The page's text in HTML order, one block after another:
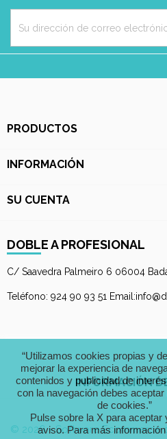
PRODUCTOS
INFORMACIÓN
SU CUENTA
DOBLE A PROFESIONAL
C/ Saavedra Palmeiro 6 06004
Teléfono: 924 90 93 51
INFORMACIÓN
“Utilizamos cookies propias y
mejorar la experiencia de
contenidos y publicidad de
con la navegación debes
de cookies.”
Pulse sobre la X para aceptar
aviso.Para más
© 2026 - Software Ecommerce